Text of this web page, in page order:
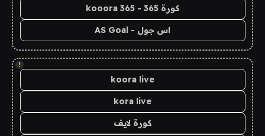
كورة 365 - kooora 365
اس جول - AS Goal
!
koora live
kora live
كورة لايف